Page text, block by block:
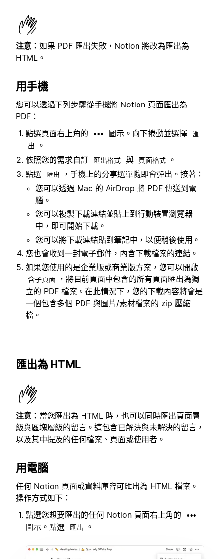
注意： 如果 PDF 匯出失敗，Notion 將改為匯出為
HTML。
用手機
您可以透過下列步驟從手機將 Notion 頁面匯出為
PDF：
點選頁面右上角的
••• 圖示。向下捲動並選擇
匯
出
。
依照您的需求自訂
匯出格式 與 頁面格式 。
點選
匯出
，手機上的分享選單隨即會彈出。接著：
您可以透過 Mac 的 AirDrop 將 PDF 傳送到電
腦。
您可以複製下載連結並貼上到行動裝置瀏覽器
中，即可開始下載。
您可以將下載連結貼到筆記中，以便稍後使用。
您也會收到一封電子郵件，內含下載檔案的連結。
如果您使用的是企業版或商業版方案，您可以開啟
含子頁面
，將目前頁面中包含的所有頁面匯出為獨
立的 PDF 檔案。在此情況下，您的下載內容將會是
一個包含多個 PDF 與圖片/素材檔案的 zip 壓縮
檔。
匯出為 HTML
注意： 當您匯出為 HTML 時，也可以同時匯出頁面層
級與區塊層級的留言。這包含已解決與未解決的留言，
以及其中提及的任何檔案、頁面或使用者。
用電腦
任何 Notion 頁面或資料庫皆可匯出為 HTML 檔案。
操作方式如下：
點選您想要匯出的任何 Notion 頁面右上角的
•••
圖示。點選 匯出 。